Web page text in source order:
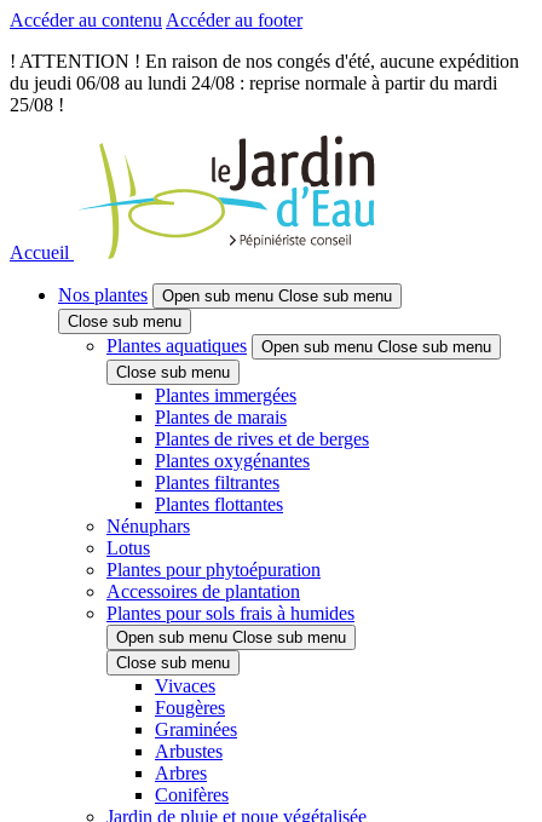
Accéder au contenu Accéder au footer
! ATTENTION ! En raison de nos congés d'été, aucune expédition
du jeudi 06/08 au lundi 24/08 : reprise normale à partir du mardi
25/08 !
Accueil
Nos plantes Open sub menu Close sub menu
Close sub menu
Plantes aquatiques Open sub menu Close sub menu
Close sub menu
Plantes immergées
Plantes de marais
Plantes de rives et de berges
Plantes oxygénantes
Plantes filtrantes
Plantes flottantes
Nénuphars
Lotus
Plantes pour phytoépuration
Accessoires de plantation
Plantes pour sols frais à humides
Open sub menu Close sub menu
Close sub menu
Vivaces
Fougères
Graminées
Arbustes
Arbres
Conifères
Jardin de pluie et noue végétalisée